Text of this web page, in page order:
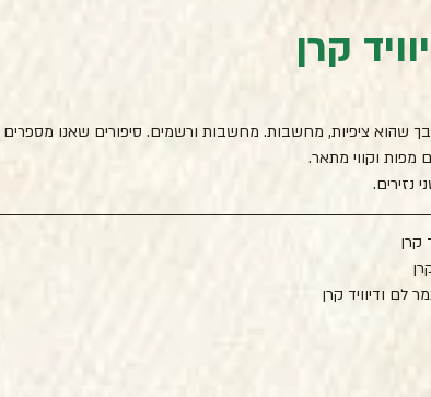
קרן
שהוא ציפיות, מחשבות. מחשבות ורשמים. סיפורים שאנו מספרים
מפות וקווי מתאר.
נזירים.
קרן
לם ודיוויד קרן